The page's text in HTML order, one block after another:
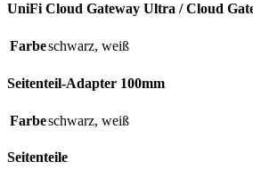
UniFi Cloud Gateway Ultra / Cloud
Farbeschwarz, weiß
Seitenteil-Adapter 100mm
Farbeschwarz, weiß
Seitenteile